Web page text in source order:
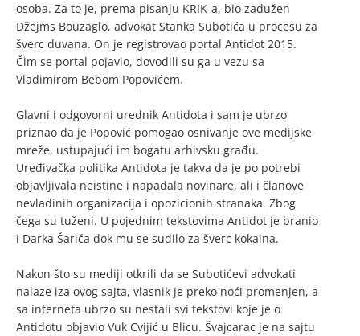
osoba. Za to je, prema pisanju KRIK-a, bio zadužen
Džejms Bouzaglo, advokat Stanka Subotića u procesu za
šverc duvana. On je registrovao portal Antidot 2015.
Čim se portal pojavio, dovodili su ga u vezu sa
Vladimirom Bebom Popovićem.
Glavni i odgovorni urednik Antidota i sam je ubrzo
priznao da je Popović pomogao osnivanje ove medijske
mreže, ustupajući im bogatu arhivsku građu.
Uređivačka politika Antidota je takva da je po potrebi
objavljivala neistine i napadala novinare, ali i članove
nevladinih organizacija i opozicionih stranaka. Zbog
čega su tuženi. U pojednim tekstovima Antidot je branio
i Darka Šarića dok mu se sudilo za šverc kokaina.
Nakon što su mediji otkrili da se Subotićevi advokati
nalaze iza ovog sajta, vlasnik je preko noći promenjen, a
sa interneta ubrzo su nestali svi tekstovi koje je o
Antidotu objavio Vuk Cvijić u Blicu. Švajcarac je na sajtu